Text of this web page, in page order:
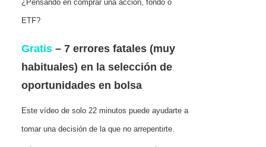
¿Pensando en comprar una acción, fondo o
ETF?
Gratis – 7 errores fatales (muy
habituales) en la selección de
oportunidades en bolsa
Este vídeo de solo 22 minutos puede ayudarte a
tomar una decisión de la que no arrepentirte.